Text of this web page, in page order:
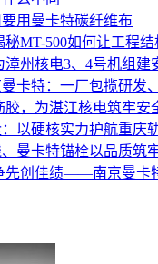
用曼卡特碳纤维布
MT-500如何让工程
漳州核电3、4号机组建
卡特：一厂包揽研发
胶，为湛江核电筑牢安
以硬核实力护航重庆
曼卡特锚栓以品质筑
先创佳绩——南京曼卡